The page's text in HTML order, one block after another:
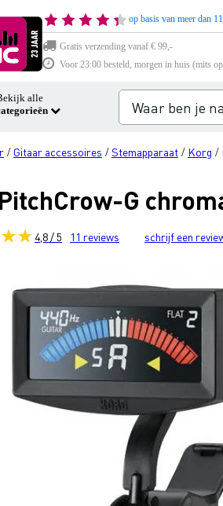
op basis van meer dan
Gratis verzending vanaf € 99,-
Voor 23:00 besteld, morgen in huis (mits
alle
/ Gitaar accessoires /Stemapparaat / Korg /
G
4,8 / 5 11 reviews schrijf een